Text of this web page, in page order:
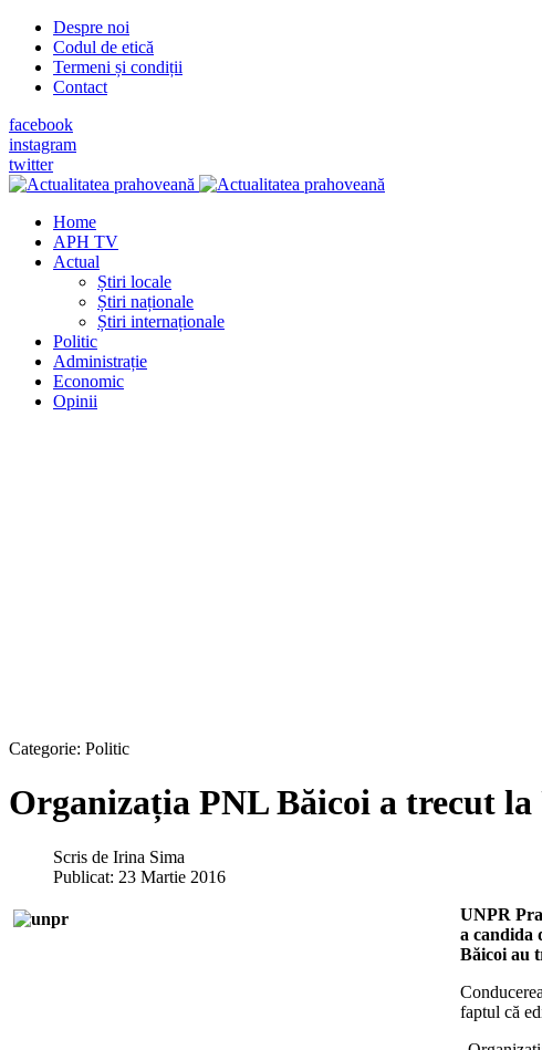
Despre noi
Codul de etică
Termeni și condiții
Contact
facebook
instagram
twitter
Home
APH TV
Actual
Știri locale
Știri naționale
Știri internaționale
Politic
Administrație
Economic
Opinii
Categorie: Politic
Organizația PNL Băicoi a trecut
Scris de Irina Sima
Publicat: 23 Martie 2016
UNPR
a candida
Băicoi au
faptul că